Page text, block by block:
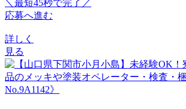
＼最短45秒で完了／
応募へ進む
詳しく
見る